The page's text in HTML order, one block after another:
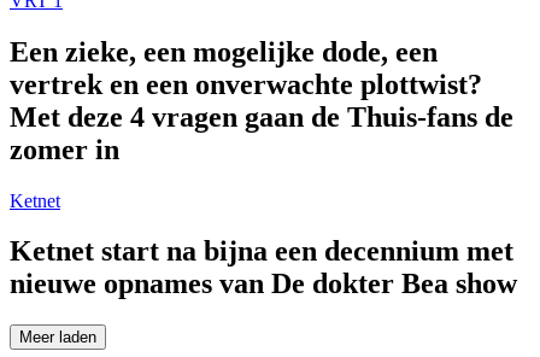
Een zieke, een mogelijke dode, een
vertrek en een onverwachte plottwist?
Met deze 4 vragen gaan de Thuis-fans de
zomer in
Ketnet
Ketnet start na bijna een decennium met
nieuwe opnames van De dokter Bea show
Meer laden